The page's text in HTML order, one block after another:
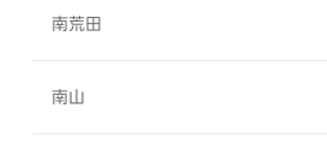
南荒田
南山